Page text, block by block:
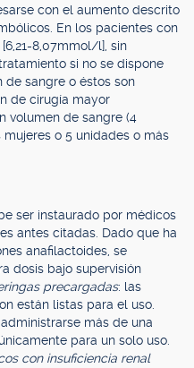
con el aumento descrito
En los pacientes con
8,07mmol/l], sin
si no se dispone
de sangre o éstos son
de cirugía mayor
volumen de sangre (4
o 5 unidades o más
ser instaurado por médicos
antes citadas. Dado que ha
anafilactoides, se
dosis bajo supervisión
precargadas: las
están listas para el uso.
más de una
para un solo uso.
con insuficiencia renal